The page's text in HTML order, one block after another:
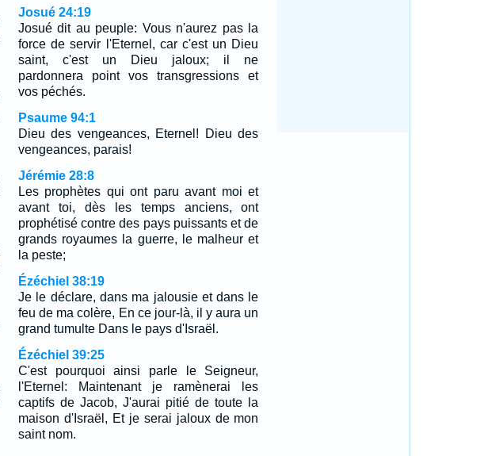
Josué 24:19
Josué dit au peuple: Vous n'aurez pas la
force de servir l'Eternel, car c'est un Dieu
saint, c'est un Dieu jaloux; il ne
pardonnera point vos transgressions et
vos péchés.
Psaume 94:1
Dieu des vengeances, Eternel! Dieu des
vengeances, parais!
Jérémie 28:8
Les prophètes qui ont paru avant moi et
avant toi, dès les temps anciens, ont
prophétisé contre des pays puissants et de
grands royaumes la guerre, le malheur et
la peste;
Ézéchiel 38:19
Je le déclare, dans ma jalousie et dans le
feu de ma colère, En ce jour-là, il y aura un
grand tumulte Dans le pays d'Israël.
Ézéchiel 39:25
C'est pourquoi ainsi parle le Seigneur,
l'Eternel: Maintenant je ramènerai les
captifs de Jacob, J'aurai pitié de toute la
maison d'Israël, Et je serai jaloux de mon
saint nom.